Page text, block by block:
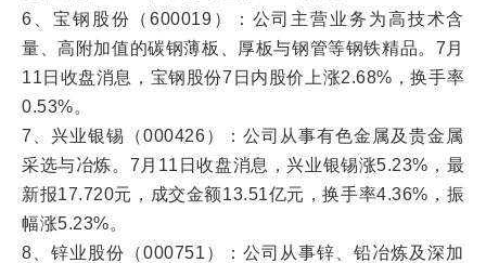
6、宝钢股份（600019）：公司主营业务为高技术含
量、高附加值的碳钢薄板、厚板与钢管等钢铁精品。7月
11日收盘消息，宝钢股份7日内股价上涨2.68%，换手率
0.53%。
7、兴业银锡（000426）：公司从事有色金属及贵金属
采选与冶炼。7月11日收盘消息，兴业银锡涨5.23%，最
新报17.720元，成交金额13.51亿元，换手率4.36%，振
幅涨5.23%。
8、锌业股份（000751）：公司从事锌、铅冶炼及深加